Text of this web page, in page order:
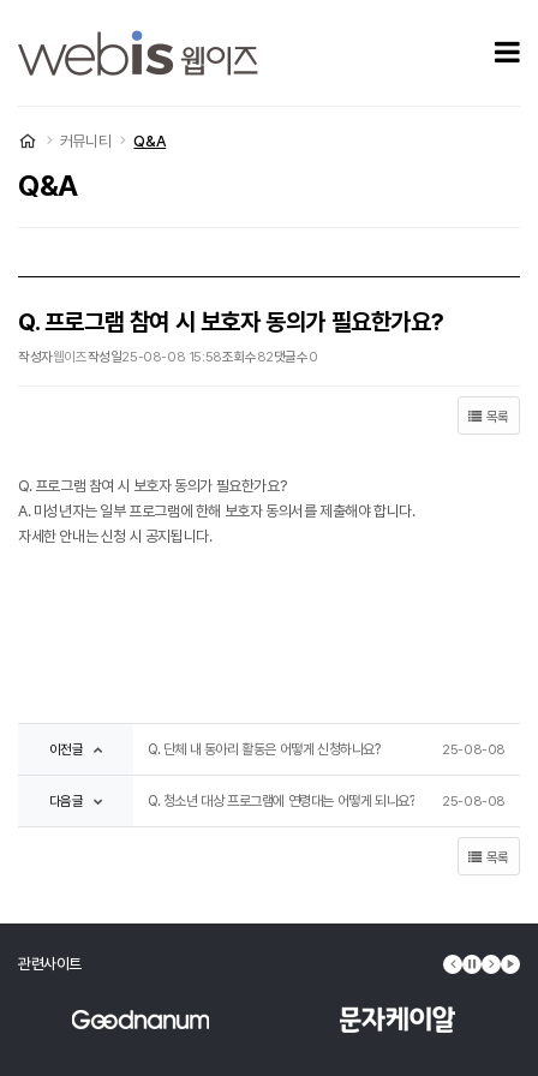
처음으로
커뮤니티 Q&A
Q&A
Q. 프로그램 참여 시 보호자 동의가 필요한가요?
작성자웹이즈작성일25-08-08 15:58조회수82댓글수0
목록
Q. 프로그램 참여 시 보호자 동의가 필요한가요?
A. 미성년자는 일부 프로그램에 한해 보호자 동의서를 제출해야 합니다.
자세한 안내는 신청 시 공지됩니다.
이전글 Q. 단체 내 동아리 활동은 어떻게 신청하나요? 25-08-08
다음글 Q. 청소년 대상 프로그램에 연령대는 어떻게 되나요? 25-08-08
목록
관련사이트 이전 배너
배너 정지
다음 배
배